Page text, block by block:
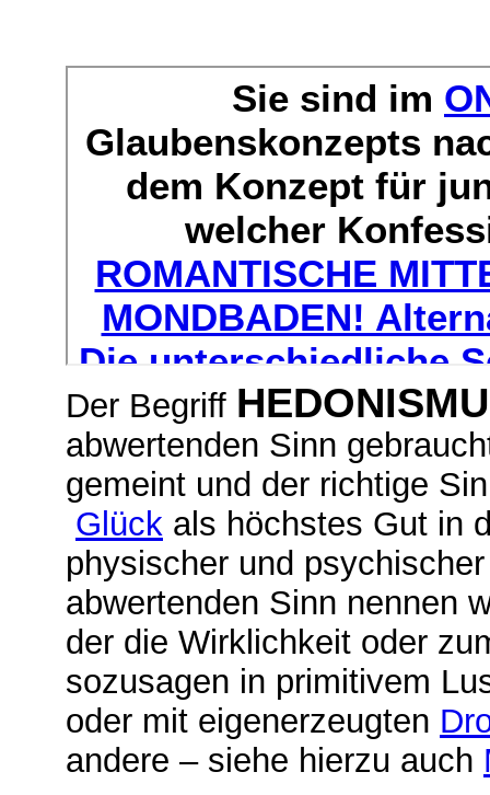
Der Begriff
abwertenden Sinn
gemeint und der richtige
Glück als höchstes Gut in
physischer und
abwertenden Sinn nennen
der die Wirklichkeit oder
sozusagen in primitivem
oder mit eigenerzeugten
andere – siehe hierzu auch